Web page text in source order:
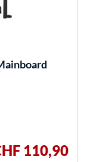
110,90